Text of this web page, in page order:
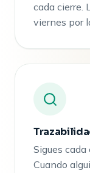
cada cierre.
viernes por
Sigues
Cuando